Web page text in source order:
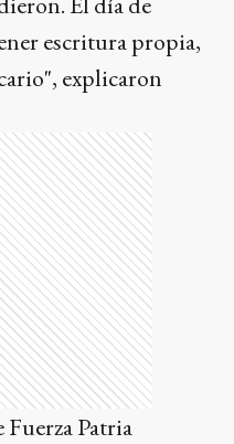
escritura propia,
explicaron
Fuerza Patria